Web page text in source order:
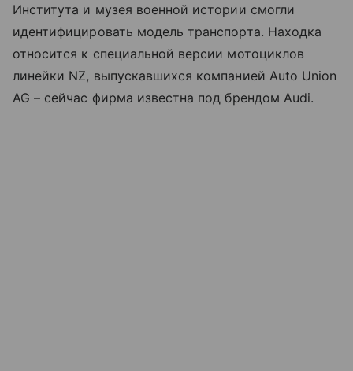
Института и музея военной истории смогли
идентифицировать модель транспорта. Находка
относится к специальной версии мотоциклов
линейки NZ, выпускавшихся компанией Auto Union
AG – сейчас фирма известна под брендом Audi.